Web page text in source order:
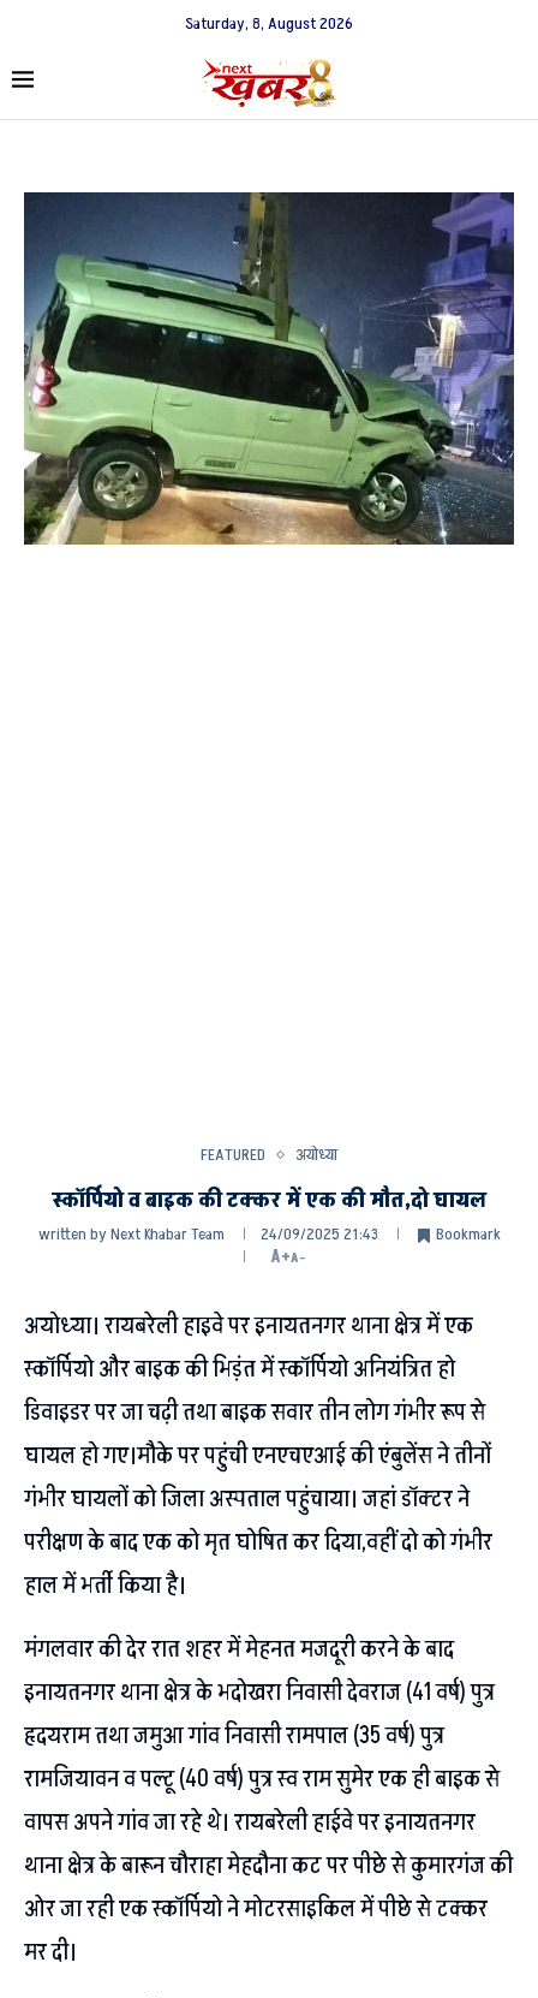
Saturday, 8, August 2026
FEATURED अयोध्या
स्कॉर्पियो व बाइक की टक्कर में एक की मौत,दो घायल
written byNext Khabar Team 24/09/2025 21:43
Bookmark
A+A-
अयोध्या। रायबरेली हाइवे पर इनायतनगर थाना क्षेत्र में एक
स्कॉर्पियो और बाइक की भिड़ंत में स्कॉर्पियो अनियंत्रित हो
डिवाइडर पर जा चढ़ी तथा बाइक सवार तीन लोग गंभीर रूप से
घायल हो गए।मौके पर पहुंची एनएचएआई की एंबुलेंस ने तीनों
गंभीर घायलों को जिला अस्पताल पहुंचाया। जहां डॉक्टर ने
परीक्षण के बाद एक को मृत घोषित कर दिया,वहीं दो को गंभीर
हाल में भर्ती किया है।
मंगलवार की देर रात शहर में मेहनत मजदूरी करने के बाद
इनायतनगर थाना क्षेत्र के भदोखरा निवासी देवराज (41 वर्ष) पुत्र
हृदयराम तथा जमुआ गांव निवासी रामपाल (35 वर्ष) पुत्र
रामजियावन व पल्टू (40 वर्ष) पुत्र स्व राम सुमेर एक ही बाइक से
वापस अपने गांव जा रहे थे। रायबरेली हाईवे पर इनायतनगर
थाना क्षेत्र के बारून चौराहा मेहदौना कट पर पीछे से कुमारगंज की
ओर जा रही एक स्कॉर्पियो ने मोटरसाइकिल में पीछे से टक्कर
मर दी।